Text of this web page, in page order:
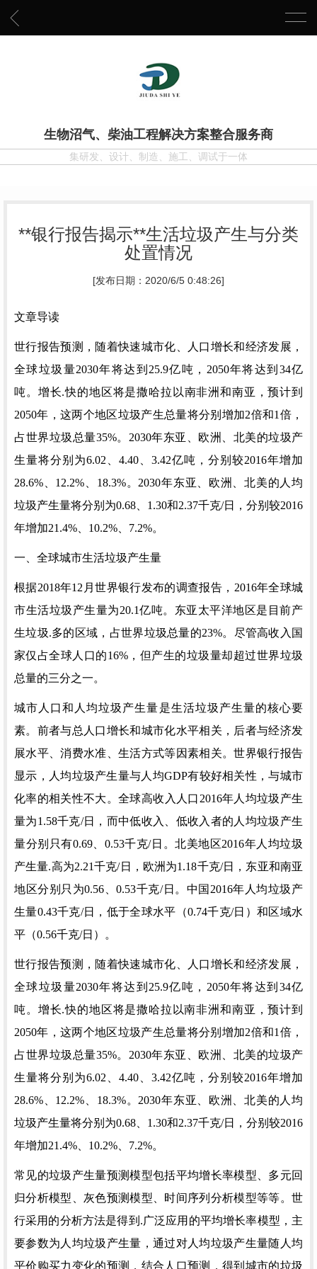
生物沼气、柴油工程解决方案整合服务商
集研发、设计、制造、施工、调试于一体
**银行报告揭示**生活垃圾产生与分类
处置情况
[发布日期：2020/6/5 0:48:26]
文章导读
世行报告预测，随着快速城市化、人口增长和经济发展，
全球垃圾量2030年将达到25.9亿吨，2050年将达到34亿
吨。 增长.快的地区将是撒哈拉以南非洲和南亚，预计到
2050年，这两个地区垃圾产生总量将分别增加2倍和1倍，
占世界垃圾总量35%。2030年东亚、欧洲、北美的垃圾产
生量将分别为6.02、4.40、3.42亿吨，分别较2016年增加
28.6%、12.2%、18.3%。2030年东亚、欧洲、北美的人均
垃圾产生量将分别为0.68、1.30和2.37千克/日，分别较2016
年增加21.4%、10.2%、7.2%。
一、全球城市生活垃圾产生量
根据2018年12月世界银行发布的调查报告，2016年全球城
市生活垃圾产生量为20.1亿吨。东亚太平洋地区是目前产
生垃圾.多的区域，占世界垃圾总量的23%。尽管高收入国
家仅占全球人口的16%，但产生的垃圾量却超过世界垃圾
总量的三分之一。
城市人口和人均垃圾产生量是生活垃圾产生量的核心要
素。前者与总人口增长和城市化水平相关，后者与经济发
展水平、消费水准、生活方式等因素相关。世界银行报告
显示，人均垃圾产生量与人均GDP有较好相关性，与城市
化率的相关性不大。全球高收入人口2016年人均垃圾产生
量为1.58千克/日，而中低收入、低收入者的人均垃圾产生
量分别只有0.69、0.53千克/日。北美地区2016年人均垃圾
产生量.高为2.21千克/日，欧洲为1.18千克/日，东亚和南亚
地区分别只为0.56、0.53千克/日。中国2016年人均垃圾产
生量0.43千克/日，低于全球水平（0.74千克/日）和区域水
平（0.56千克/日）。
世行报告预测，随着快速城市化、人口增长和经济发展，
全球垃圾量2030年将达到25.9亿吨，2050年将达到34亿
吨。增长.快的地区将是撒哈拉以南非洲和南亚，预计到
2050年，这两个地区垃圾产生总量将分别增加2倍和1倍，
占世界垃圾总量35%。2030年东亚、欧洲、北美的垃圾产
生量将分别为6.02、4.40、3.42亿吨，分别较2016年增加
28.6%、12.2%、18.3%。2030年东亚、欧洲、北美的人均
垃圾产生量将分别为0.68、1.30和2.37千克/日，分别较2016
年增加21.4%、10.2%、7.2%。
常见的垃圾产生量预测模型包括平均增长率模型、多元回
归分析模型、灰色预测模型、时间序列分析模型等等。世
行采用的分析方法是得到.广泛应用的平均增长率模型，主
要参数为人均垃圾产生量，通过对人均垃圾产生量随人均
平价购买力变化的预测，结合人口预测，得到城市的垃圾